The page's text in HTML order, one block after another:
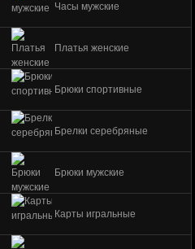
Часы мужские
Платья женские
Брюки спортивные
Брелки серебряные
Брюки мужские
Карты игральные